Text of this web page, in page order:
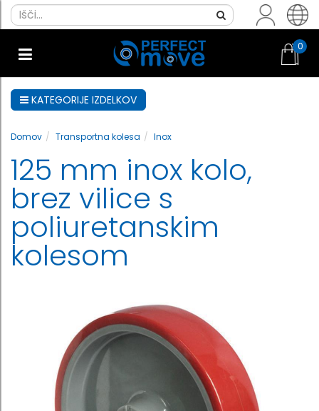
0
KATEGORIJE IZDELKOV
Domov Transportna kolesa Inox
125 mm inox kolo,
brez vilice s
poliuretanskim
kolesom